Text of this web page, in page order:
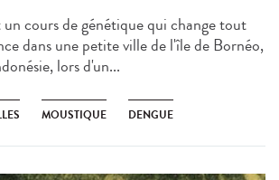
un cours de génétique qui change tout
dans une petite ville de l'île de Bornéo,
lors d'un...
MOUSTIQUE DENGUE